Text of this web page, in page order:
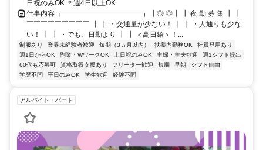
日祝のみOK ＊週4日以上OK
仕事内容 ┏━━━━━━━━━━━┓ ┃◎ ◎┃ ┃ 夜 勤 募 集 ┃ ┃
￣￣￣￣￣￣￣￣￣ ┃ ┃ ・交通量が少ない！ ┃ ┃ ・人通りも少な
い！ ┃ ┃ ・でも、日勤より ┃ ┃ ＜高日給＞！...
制服あり 業界未経験者歓迎 短期（3ヵ月以内） 扶養内勤務OK
社員登用あり
週1日からOK
副業・WワークOK 土日祝のみOK 主婦・主夫歓迎
週1シフト提出
60代も応募可
資格取得支援あり フリーター歓迎 短期 早朝
シフト自由
学歴不問
平日のみOK 学生歓迎 経験不問
アルバイト・パート